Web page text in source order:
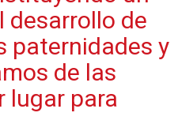
desarrollo de
paternidades y
de las
lugar para